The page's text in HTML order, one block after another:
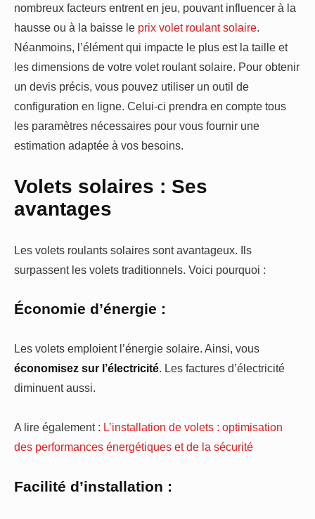
nombreux facteurs entrent en jeu, pouvant influencer à la
hausse ou à la baisse le prix volet roulant solaire.
Néanmoins, l’élément qui impacte le plus est la taille et
les dimensions de votre volet roulant solaire. Pour obtenir
un devis précis, vous pouvez utiliser un outil de
configuration en ligne. Celui-ci prendra en compte tous
les paramètres nécessaires pour vous fournir une
estimation adaptée à vos besoins.
Volets solaires : Ses
avantages
Les volets roulants solaires sont avantageux. Ils
surpassent les volets traditionnels. Voici pourquoi :
Économie d’énergie :
Les volets emploient l’énergie solaire. Ainsi, vous
économisez sur l’électricité. Les factures d’électricité
diminuent aussi.
A lire également : L’installation de volets : optimisation
des performances énergétiques et de la sécurité
Facilité d’installation :